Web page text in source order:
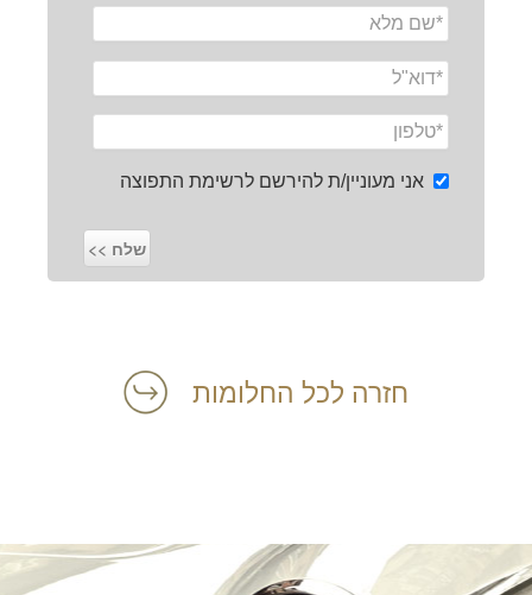
אני מעוניין/ת להירשם לרשימת התפוצה
חזרה לכל החלומות